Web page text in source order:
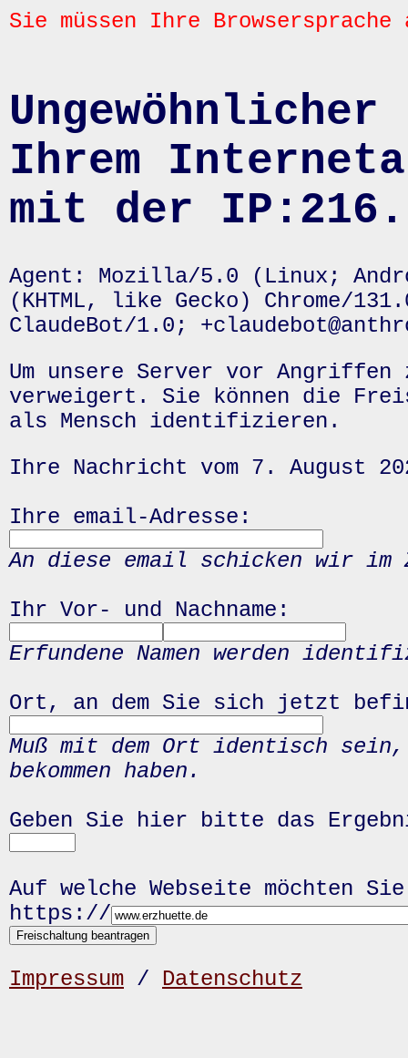
Sie müssen Ihre
Ihrem
mit der
Agent: Mozilla/5.0 (Linux;
(KHTML, like Gecko) Chrome/
ClaudeBot/1.0;
Um unsere Server vor
verweigert. Sie können die
als Mensch identifizieren.
Ihre Nachricht vom 7. August
Ihre email-Adresse:
An diese email schicken wir
Ihr Vor- und Nachname:
Erfundene Namen werden
Ort, an dem Sie sich jetzt
Muß mit dem Ort identisch
bekommen haben.
Geben Sie hier bitte das
Auf welche Webseite möchten
https://
Impressum / Datenschutz